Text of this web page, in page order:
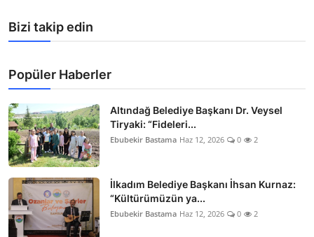
Bizi takip edin
Popüler Haberler
Altındağ Belediye Başkanı Dr. Veysel
Tiryaki: “Fideleri...
Ebubekir Bastama Haz 12, 2026 0 2
İlkadım Belediye Başkanı İhsan Kurnaz:
“Kültürümüzün ya...
Ebubekir Bastama Haz 12, 2026 0 2